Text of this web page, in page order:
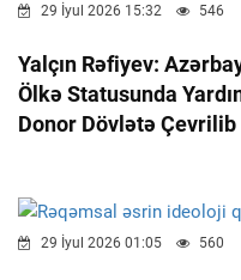
29 İyul 2026 15:32 546
Yalçın Rəfiyev:
Ölkə Statusunda
Donor Dövlətə
29 İyul 2026 01:05 560